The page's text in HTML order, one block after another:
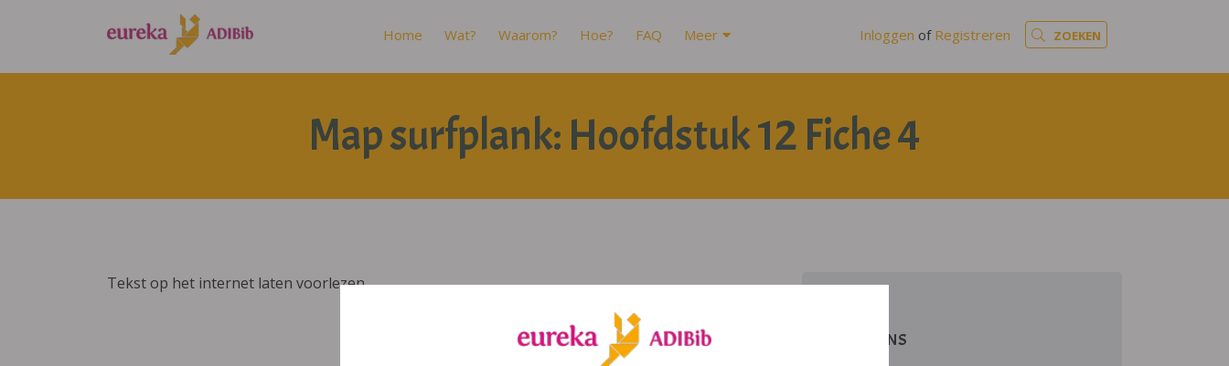
Home Wat? Waarom? Hoe? FAQ Meer Inloggen of Registreren ZOEKEN
Map surfplank: Hoofdstuk 12 Fiche 4
Tekst op het internet laten voorlezen
GEGEVENS